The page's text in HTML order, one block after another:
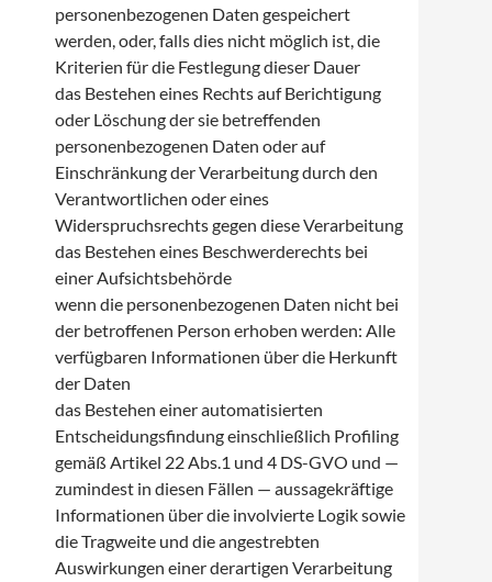
personenbezogenen Daten gespeichert
werden, oder, falls dies nicht möglich ist, die
Kriterien für die Festlegung dieser Dauer
das Bestehen eines Rechts auf Berichtigung
oder Löschung der sie betreffenden
personenbezogenen Daten oder auf
Einschränkung der Verarbeitung durch den
Verantwortlichen oder eines
Widerspruchsrechts gegen diese Verarbeitung
das Bestehen eines Beschwerderechts bei
einer Aufsichtsbehörde
wenn die personenbezogenen Daten nicht bei
der betroffenen Person erhoben werden: Alle
verfügbaren Informationen über die Herkunft
der Daten
das Bestehen einer automatisierten
Entscheidungsfindung einschließlich Profiling
gemäß Artikel 22 Abs.1 und 4 DS-GVO und —
zumindest in diesen Fällen — aussagekräftige
Informationen über die involvierte Logik sowie
die Tragweite und die angestrebten
Auswirkungen einer derartigen Verarbeitung